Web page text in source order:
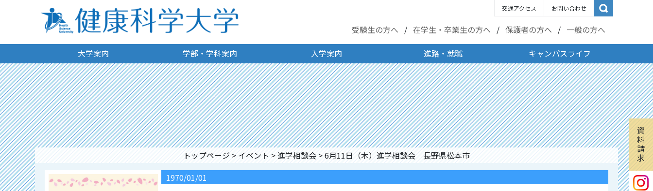
資
料
請
求
交通アクセス お問い合わせ
受験生の方へ 在学生・卒業生の方へ 保護者の方へ 一般の方へ
大学案内 学部・学科案内 入学案内 進路・就職 キャンパスライフ
トップページ>イベント >進学相談会>6月11日（木）進学相談会 長野県松本市
1970/01/01